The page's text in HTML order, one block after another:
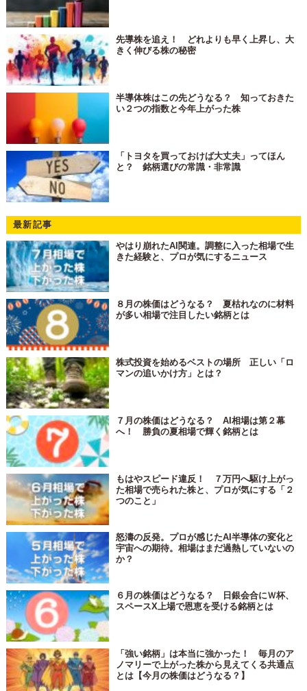
先導株を追え！ どれよりも早く上昇し、大
きく伸びる株の秘密
半導体株はこの先どうなる？ 知っておきた
い２つの指数と今年上がった株
「トヨタを買っておけば大丈夫」ってほん
と？ 銘柄選びの常識・非常識
最新記事
やはり崩れたAI関連。調整に入った相場で生
きた経験と、プロが気にするニュース
８月の株価はどうなる？ 夏枯れなのに材料
が多い相場で注目したい銘柄とは
株式投資を始めるベストの場所 正しい「ロ
マンの追いかけ方」とは？
７月の株価はどうなる？ AI相場は第２幕
へ！ 勝負の夏相場で輝く銘柄とは
もはやスピード違反！ ７万円へ駆け上がっ
た相場で売られた株と、プロが気にする「２
つのこと」
怒濤の反発。プロが感じたAI半導体の変化と
宇宙への期待。相場はまだ過熱していないの
か？
６月の株価はどうなる？ 日銀会合にＷ杯、
スペースX上場で恩恵を受ける銘柄とは
「強い銘柄」は本当に強かった！ 毎月のア
ノマリーで上がった株から見えてくる共通点
とは【今月の株価はどうなる？】